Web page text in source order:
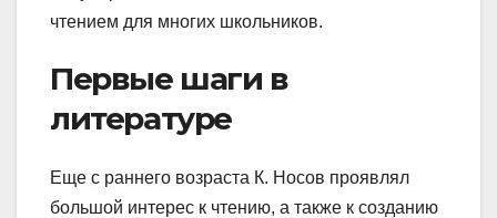
чтением для многих школьников.
Первые шаги в
литературе
Еще с раннего возраста К. Носов проявлял
большой интерес к чтению, а также к созданию